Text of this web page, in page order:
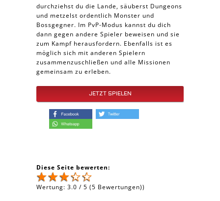
durchziehst du die Lande, säuberst Dungeons
und metzelst ordentlich Monster und
Bossgegner. Im PvP-Modus kannst du dich
dann gegen andere Spieler beweisen und sie
zum Kampf herausfordern. Ebenfalls ist es
möglich sich mit anderen Spielern
zusammenzuschließen und alle Missionen
gemeinsam zu erleben.
JETZT SPIELEN
Diese Seite bewerten:
Wertung: 3.0 / 5 (5 Bewertungen))